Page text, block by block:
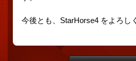
今後とも、StarHorse4 をよろし